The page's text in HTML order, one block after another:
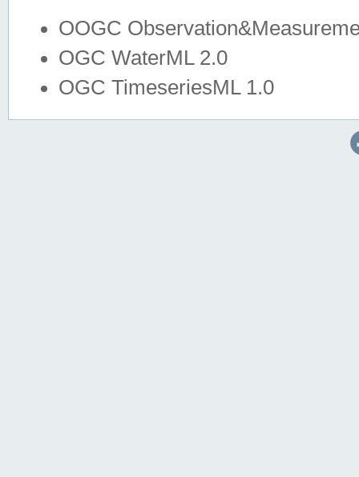
OOGC
OGC WaterML 2.0
OGC TimeseriesML 1.0